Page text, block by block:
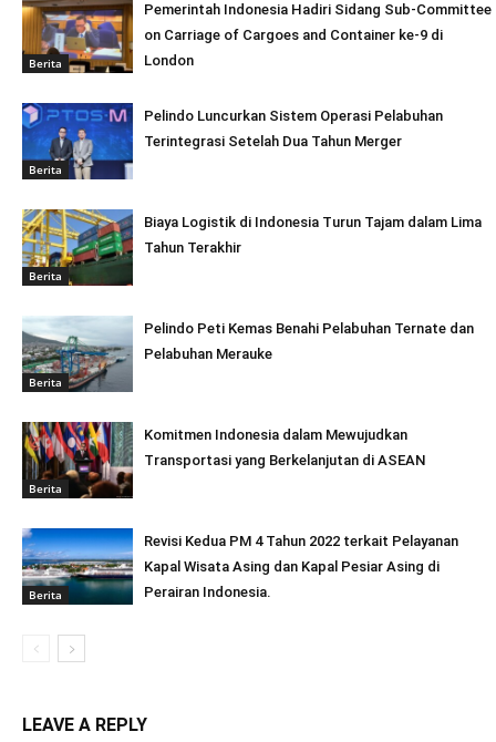
Berita
Pemerintah Indonesia Hadiri Sidang Sub-Committee
on Carriage of Cargoes and Container ke-9 di
London
Berita
Pelindo Luncurkan Sistem Operasi Pelabuhan
Terintegrasi Setelah Dua Tahun Merger
Berita
Biaya Logistik di Indonesia Turun Tajam dalam Lima
Tahun Terakhir
Berita
Pelindo Peti Kemas Benahi Pelabuhan Ternate dan
Pelabuhan Merauke
Berita
Komitmen Indonesia dalam Mewujudkan
Transportasi yang Berkelanjutan di ASEAN
Berita
Revisi Kedua PM 4 Tahun 2022 terkait Pelayanan
Kapal Wisata Asing dan Kapal Pesiar Asing di
Perairan Indonesia.
LEAVE A REPLY